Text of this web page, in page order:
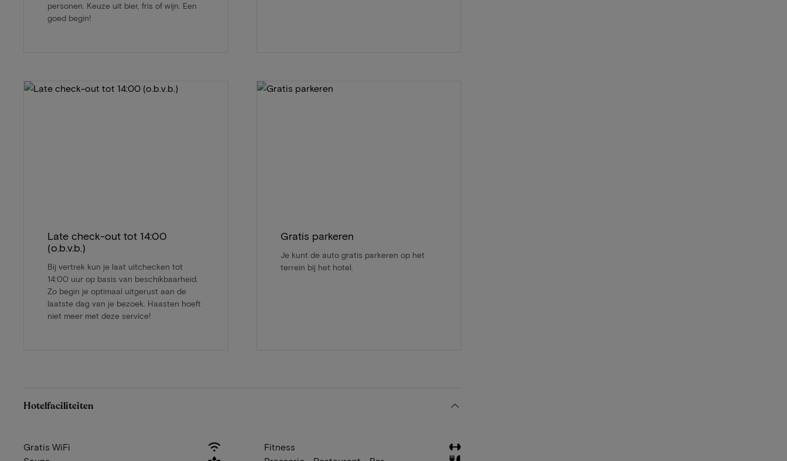
personen. Keuze uit bier, fris of wijn. Een
goed begin!
Late check-out tot 14:00
(o.b.v.b.)
Bij vertrek kun je laat uitchecken tot
14:00 uur op basis van beschikbaarheid.
Zo begin je optimaal uitgerust aan de
laatste dag van je bezoek. Haasten hoeft
niet meer met deze service!
Gratis parkeren
Je kunt de auto gratis parkeren op het
terrein bij het hotel.
Hotelfaciliteiten
Gratis WiFi
Fitness